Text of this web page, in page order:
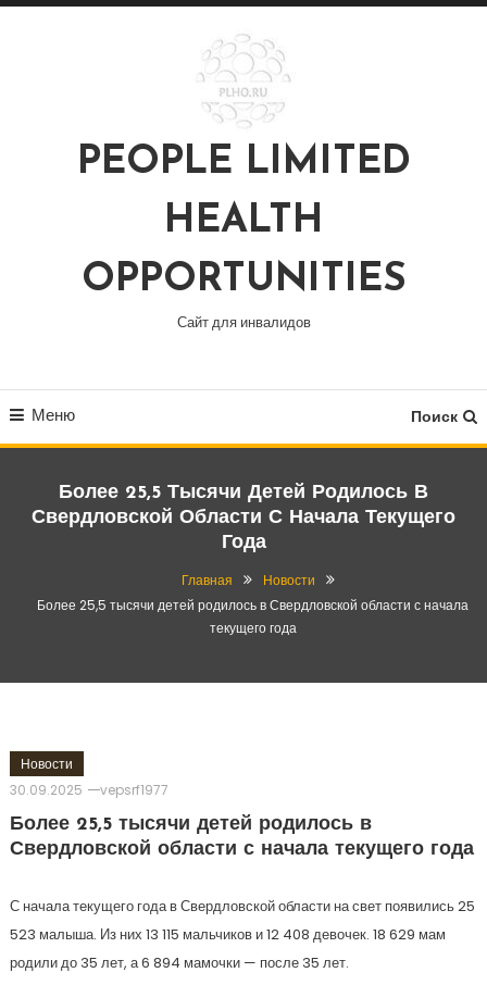
Перейти
PEOPLE LIMITED
HEALTH
OPPORTUNITIES
Сайт для инвалидов
Меню Поиск
Более 25,5 Тысячи Детей Родилось В
Свердловской Области С Начала Текущего
Года
Главная
Новости
Более 25,5 тысячи детей родилось в Свердловской области с начала
текущего года
Новости
30.09.2025
vepsrf1977
Более 25,5 тысячи детей родилось в
Свердловской области с начала текущего года
С начала текущего года в Свердловской области на свет появились 25
523 малыша. Из них 13 115 мальчиков и 12 408 девочек. 18 629 мам
родили до 35 лет, а 6 894 мамочки — после 35 лет.